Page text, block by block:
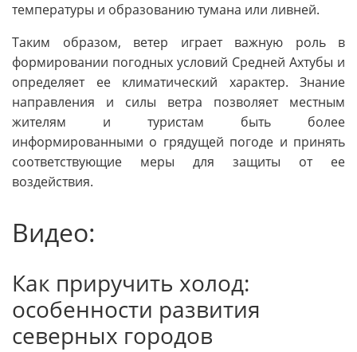
температуры и образованию тумана или ливней.
Таким образом, ветер играет важную роль в
формировании погодных условий Средней Ахтубы и
определяет ее климатический характер. Знание
направления и силы ветра позволяет местным
жителям и туристам быть более
информированными о грядущей погоде и принять
соответствующие меры для защиты от ее
воздействия.
Видео:
Как приручить холод:
особенности развития
северных городов